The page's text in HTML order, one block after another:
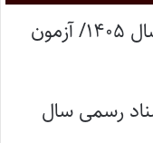
آغاز ثبت‌نام آزمون دفتریاری سال ۱۴۰۵/ آزمون
رسمی سال